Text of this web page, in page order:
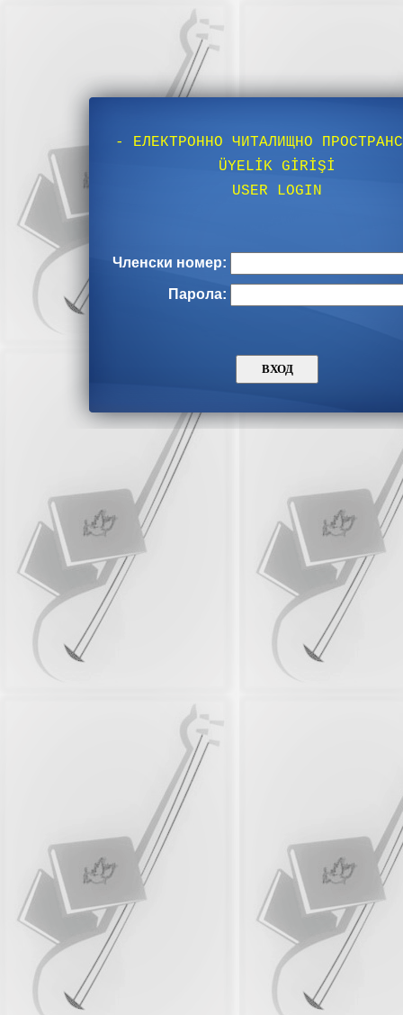
- ЕЛЕКТРОННО ЧИТАЛИЩНО
ÜYELİK GİRİŞİ
USER LOGIN
Членски номер:
Парола: